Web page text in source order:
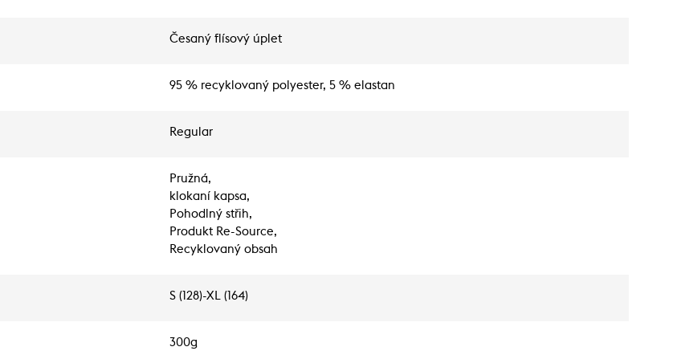
Česaný flísový úplet
95 % recyklovaný polyester, 5 % elastan
Regular
Pružná,
klokaní kapsa,
Pohodlný střih,
Produkt Re-Source,
Recyklovaný obsah
S (128)-XL (164)
300g